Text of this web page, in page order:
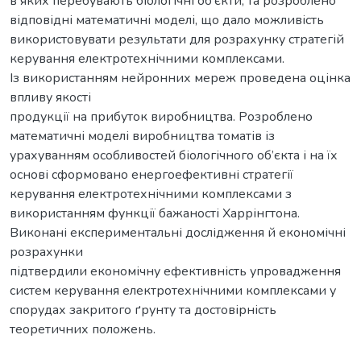
відповідні математичні моделі, що дало можливість
використовувати результати для розрахунку стратегій
керування електротехнічними комплексами.
Із використанням нейронних мереж проведена оцінка
впливу якості
продукції на прибуток виробництва. Розроблено
математичні моделі виробництва томатів із
урахуванням особливостей біологічного об’єкта і на їх
основі сформовано енергоефективні стратегії
керування електротехнічними комплексами з
використанням функції бажаності Харрінгтона.
Виконані експериментальні дослідження й економічні
розрахунки
підтвердили економічну ефективність упровадження
систем керування електротехнічними комплексами у
спорудах закритого ґрунту та достовірність
теоретичних положень.